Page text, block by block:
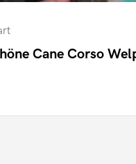
Cane Corso